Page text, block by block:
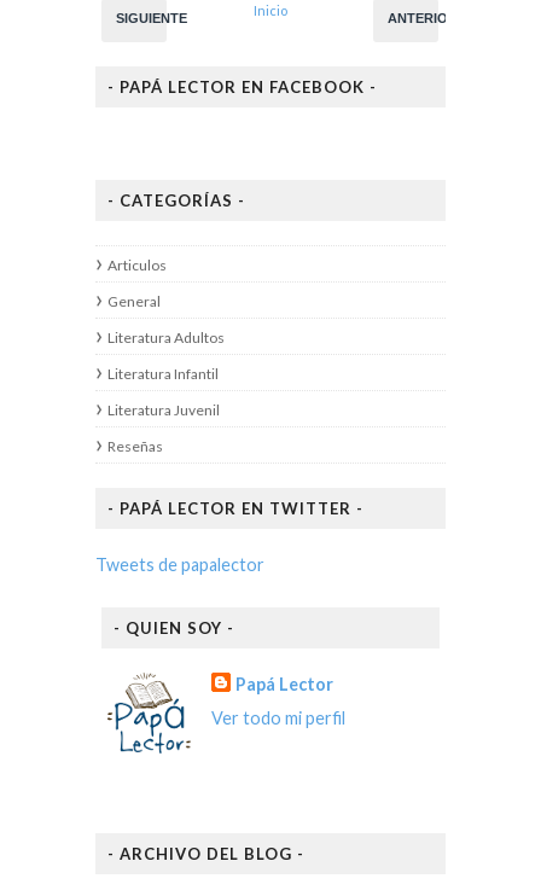
SIGUIENTE ANTERIOR
Inicio
- PAPÁ LECTOR EN FACEBOOK -
- CATEGORÍAS -
Articulos
General
Literatura Adultos
Literatura Infantil
Literatura Juvenil
Reseñas
- PAPÁ LECTOR EN TWITTER -
Tweets de papalector
- QUIEN SOY -
Papá Lector
Ver todo mi perfil
- ARCHIVO DEL BLOG -